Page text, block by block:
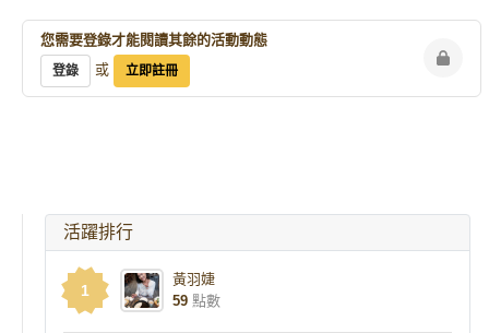
您需要登錄才能閱讀其餘的活動動態
登錄 或 立即註冊
活躍排行
1
黃羽婕
59 點數